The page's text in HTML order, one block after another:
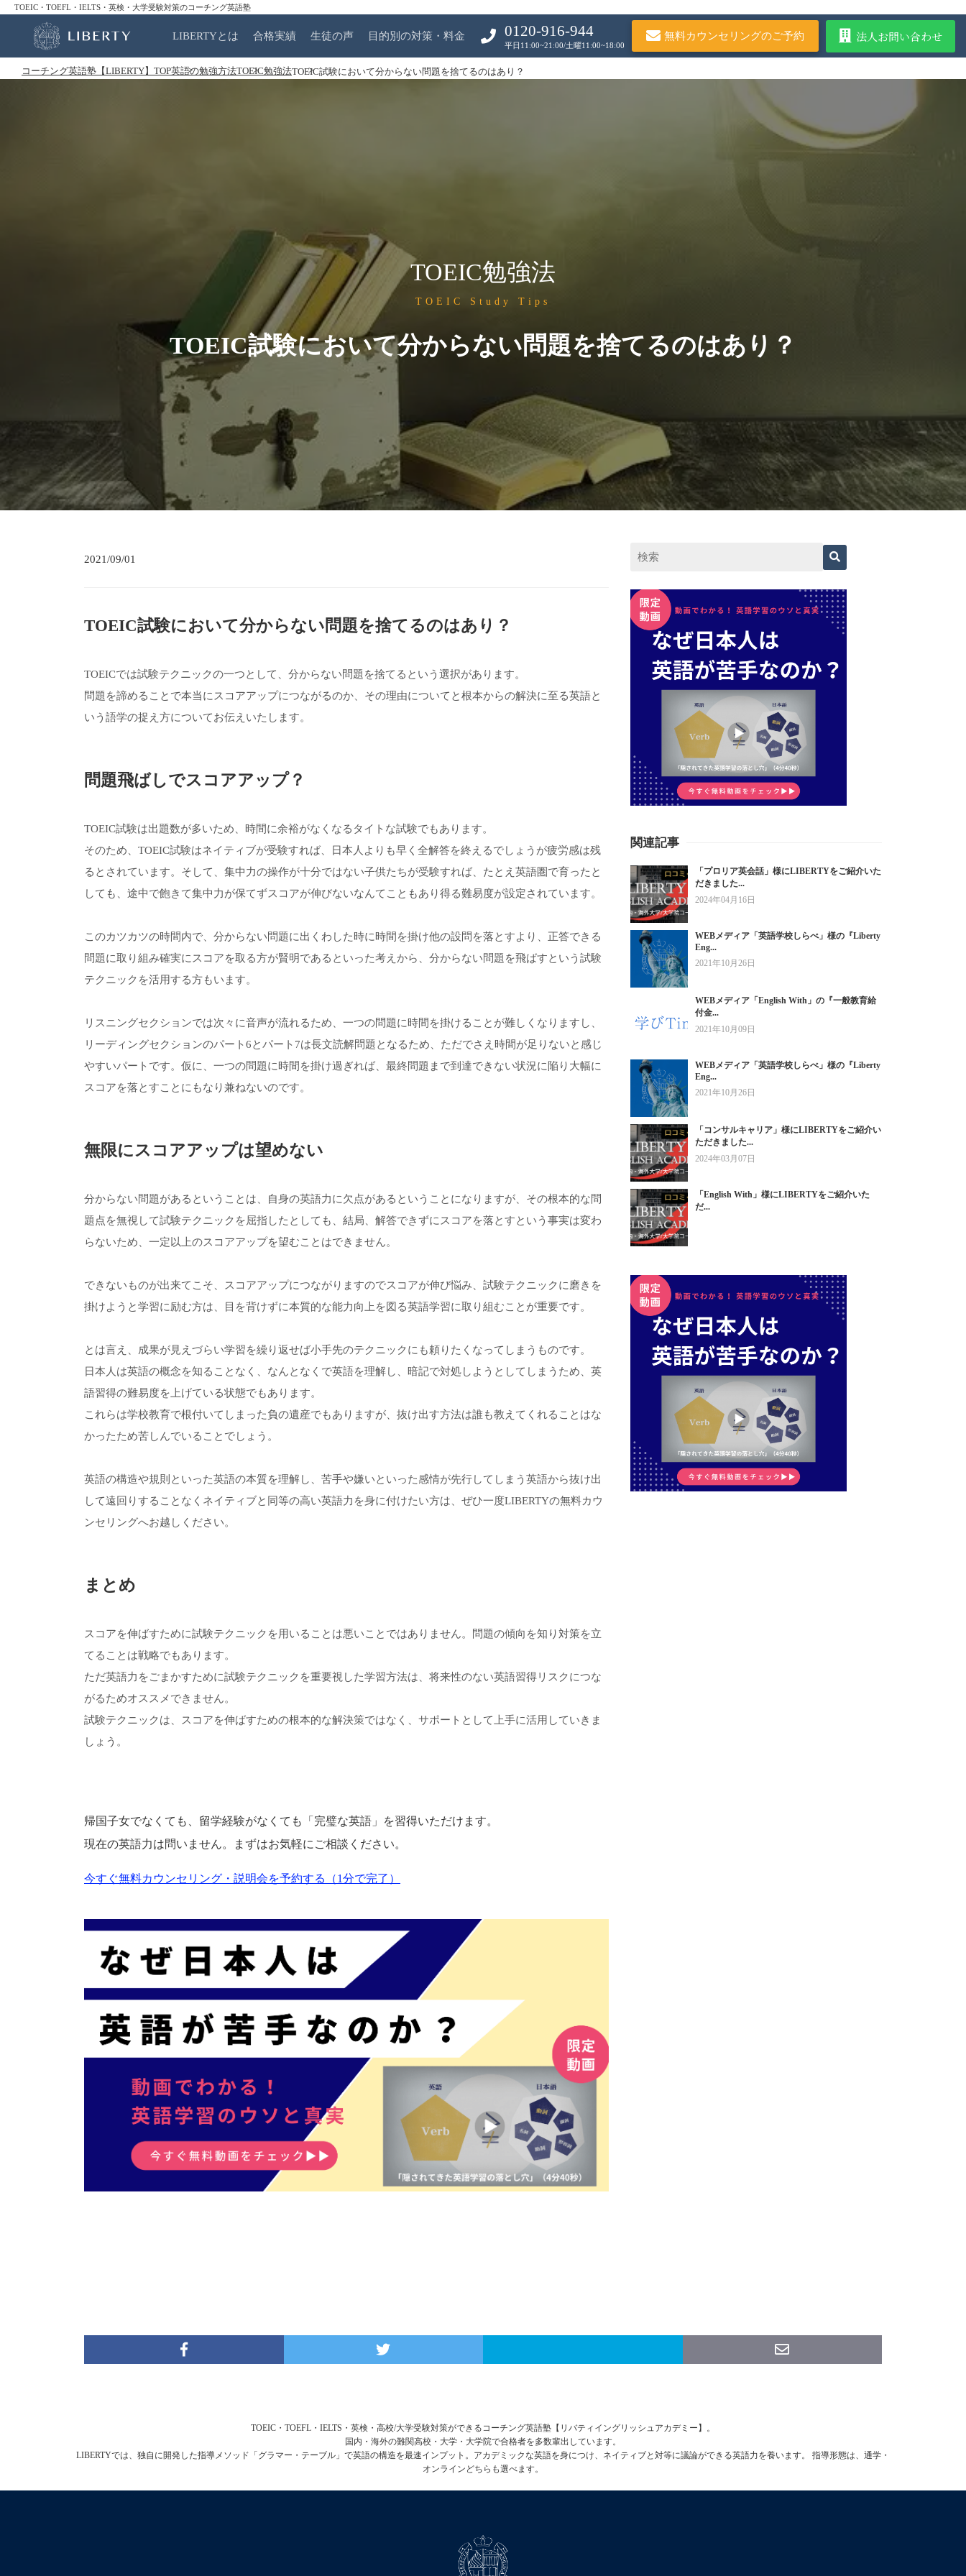
TOEIC・TOEFL・IELTS・英検・大学受験対策のコーチング英語塾
LIBERTYとは 合格実績 生徒の声 目的別の対策・料金 0120-916-944
平日11:00~21:00/土曜11:00~18:00
無料カウンセリングのご予約 法人お問い合わせ
コーチング英語塾【LIBERTY】TOP英語の勉強方法TOEIC勉強法TOEIC試験において分からない問題を捨てるのはあり？
TOEIC勉強法
TOEIC Study Tips
TOEIC試験において分からない問題を捨てるのはあり？
2021/09/01
TOEIC試験において分からない問題を捨てるのはあり？
TOEICでは試験テクニックの一つとして、分からない問題を捨てるという選択があります。
問題を諦めることで本当にスコアアップにつながるのか、その理由についてと根本からの解決に至る英語と
いう語学の捉え方についてお伝えいたします。
問題飛ばしでスコアアップ？
TOEIC試験は出題数が多いため、時間に余裕がなくなるタイトな試験でもあります。
そのため、TOEIC試験はネイティブが受験すれば、日本人よりも早く全解答を終えるでしょうが疲労感は残
るとされています。そして、集中力の操作が十分ではない子供たちが受験すれば、たとえ英語圏で育ったと
しても、途中で飽きて集中力が保てずスコアが伸びないなんてこともあり得る難易度が設定されています。
このカツカツの時間内で、分からない問題に出くわした時に時間を掛け他の設問を落とすより、正答できる
問題に取り組み確実にスコアを取る方が賢明であるといった考えから、分からない問題を飛ばすという試験
テクニックを活用する方もいます。
リスニングセクションでは次々に音声が流れるため、一つの問題に時間を掛けることが難しくなりますし、
リーディングセクションのパート6とパート7は長文読解問題となるため、ただでさえ時間が足りないと感じ
やすいパートです。仮に、一つの問題に時間を掛け過ぎれば、最終問題まで到達できない状況に陥り大幅に
スコアを落とすことにもなり兼ねないのです。
無限にスコアアップは望めない
分からない問題があるということは、自身の英語力に欠点があるということになりますが、その根本的な問
題点を無視して試験テクニックを屈指したとしても、結局、解答できずにスコアを落とすという事実は変わ
らないため、一定以上のスコアアップを望むことはできません。
できないものが出来てこそ、スコアアップにつながりますのでスコアが伸び悩み、試験テクニックに磨きを
掛けようと学習に励む方は、目を背けずに本質的な能力向上を図る英語学習に取り組むことが重要です。
とは言え、成果が見えづらい学習を繰り返せば小手先のテクニックにも頼りたくなってしまうものです。
日本人は英語の概念を知ることなく、なんとなくで英語を理解し、暗記で対処しようとしてしまうため、英
語習得の難易度を上げている状態でもあります。
これらは学校教育で根付いてしまった負の遺産でもありますが、抜け出す方法は誰も教えてくれることはな
かったため苦しんでいることでしょう。
英語の構造や規則といった英語の本質を理解し、苦手や嫌いといった感情が先行してしまう英語から抜け出
して遠回りすることなくネイティブと同等の高い英語力を身に付けたい方は、ぜひ一度LIBERTYの無料カウ
ンセリングへお越しください。
まとめ
スコアを伸ばすために試験テクニックを用いることは悪いことではありません。問題の傾向を知り対策を立
てることは戦略でもあります。
ただ英語力をごまかすために試験テクニックを重要視した学習方法は、将来性のない英語習得リスクにつな
がるためオススメできません。
試験テクニックは、スコアを伸ばすための根本的な解決策ではなく、サポートとして上手に活用していきま
しょう。
帰国子女でなくても、留学経験がなくても「完璧な英語」を習得いただけます。
現在の英語力は問いません。まずはお気軽にご相談ください。
今すぐ無料カウンセリング・説明会を予約する（1分で完了）
関連記事
「プロリア英会話」様にLIBERTYをご紹介いた
だきました...
2024年04月16日
WEBメディア「英語学校しらべ」様の『Liberty
Eng...
2021年10月26日
WEBメディア「English With」の『一般教育給
付金...
2021年10月09日
WEBメディア「英語学校しらべ」様の『Liberty
Eng...
2021年10月26日
「コンサルキャリア」様にLIBERTYをご紹介い
ただきました...
2024年03月07日
「English With」様にLIBERTYをご紹介いた
だ...
TOEIC・TOEFL・IELTS・英検・高校/大学受験対策ができるコーチング英語塾【リバティイングリッシュアカデミー】。
国内・海外の難関高校・大学・大学院で合格者を多数輩出しています。
LIBERTYでは、独自に開発した指導メソッド「グラマー・テーブル」で英語の構造を最速インプット。アカデミックな英語を身につけ、ネイティブと対等に議論ができる英語力を養います。 指導形態は、通学・
オンラインどちらも選べます。